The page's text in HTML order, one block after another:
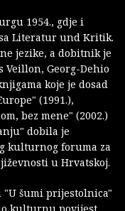
1954., gdje i
Literatur und Kritik.
jezike, a dobitnik je
Georg-Dehio
koje je dosad
(1991.),
bez mene" (2002.)
dobila je
kulturnog foruma za
u Hrvatskoj.
šumi prijestolnica"